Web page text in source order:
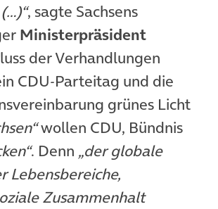
, sagte Sachsens
Ministerpräsident
der Verhandlungen
CDU-Parteitag und die
grünes Licht
wollen CDU, Bündnis
. Denn „der globale
Lebensbereiche,
Zusammenhalt